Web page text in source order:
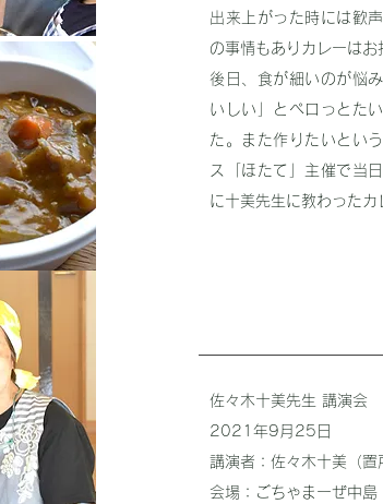
出来上がった時には歓
の事情もありカレーはお
後日、食が細いのが悩
いしい」とペロっとた
た。また作りたいとい
ス「ほたて」主催で当
に十美先生に教わったカ
佐々木十美先生 講演会
2021年9月25 日
講演者：佐々木十美（
会場：ごちゃまーぜ中島